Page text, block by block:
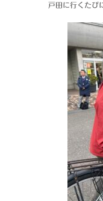
戸田に行くたび